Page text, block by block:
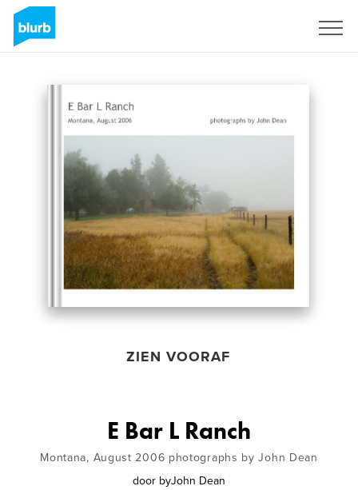
ZIEN VOORAF
E Bar L Ranch
Montana, August 2006 photographs by John Dean
door byJohn Dean